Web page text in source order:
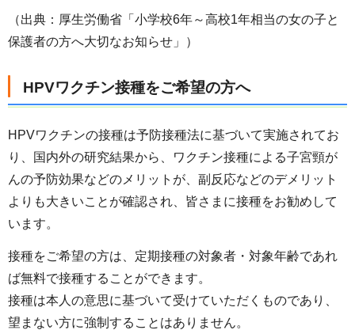
（出典：厚生労働省「小学校6年～高校1年相当の女の子と
保護者の方へ大切なお知らせ」）
HPVワクチン接種をご希望の方へ
HPVワクチンの接種は予防接種法に基づいて実施されてお
り、国内外の研究結果から、ワクチン接種による子宮頸が
んの予防効果などのメリットが、副反応などのデメリット
よりも大きいことが確認され、皆さまに接種をお勧めして
います。
接種をご希望の方は、定期接種の対象者・対象年齢であれ
ば無料で接種することができます。
接種は本人の意思に基づいて受けていただくものであり、
望まない方に強制することはありません。